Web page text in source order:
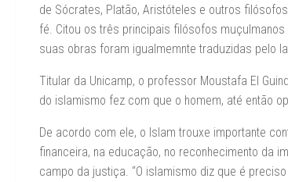
de Sócrates, Platão, Aristóteles e outros
fé. Citou os três principais filósofos
suas obras foram igualmemnte traduzidas pelo
Titular da Unicamp, o professor Moustafa El
do islamismo fez com que o homem, até então
De acordo com ele, o Islam trouxe importante
financeira, na educação, no reconhecimento da
campo da justiça. “O islamismo diz que é